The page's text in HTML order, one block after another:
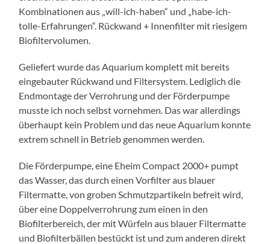
Kombinationen aus „will-ich-haben“ und „habe-ich-
tolle-Erfahrungen“. Rückwand + Innenfilter mit riesigem
Biofiltervolumen.
Geliefert wurde das Aquarium komplett mit bereits
eingebauter Rückwand und Filtersystem. Lediglich die
Endmontage der Verrohrung und der Förderpumpe
musste ich noch selbst vornehmen. Das war allerdings
überhaupt kein Problem und das neue Aquarium konnte
extrem schnell in Betrieb genommen werden.
Die Förderpumpe, eine Eheim Compact 2000+ pumpt
das Wasser, das durch einen Vorfilter aus blauer
Filtermatte, von groben Schmutzpartikeln befreit wird,
über eine Doppelverrohrung zum einen in den
Biofilterbereich, der mit Würfeln aus blauer Filtermatte
und Biofilterbällen bestückt ist und zum anderen direkt